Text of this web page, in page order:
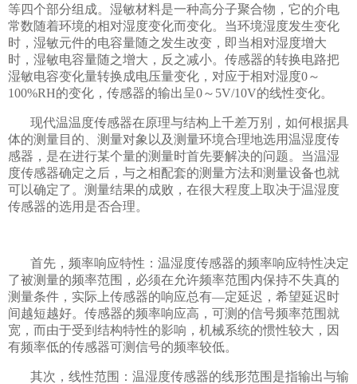
等四个部分组成。湿敏材料是一种高分子聚合物，它的介电
常数随着环境的相对湿度变化而变化。当环境湿度发生变化
时，湿敏元件的电容量随之发生改变，即当相对湿度增大
时，湿敏电容量随之增大，反之减小。传感器的转换电路把
湿敏电容变化量转换成电压量变化，对应于相对湿度0～
100%RH的变化，传感器的输出呈0～5V/10V的线性变化。
现代温温度传感器在原理与结构上千差万别，如何根据具
体的测量目的、测量对象以及测量环境合理地选用温湿度传
感器，是在进行某个量的测量时首先要解决的问题。当温湿
度传感器确定之后，与之相配套的测量方法和测量设备也就
可以确定了。测量结果的成败，在很大程度上取决于温湿度
传感器的选用是否合理。
首先，频率响应特性：温湿度传感器的频率响应特性决定
了被测量的频率范围，必须在允许频率范围内保持不失真的
测量条件，实际上传感器的响应总有—定延迟，希望延迟时
间越短越好。传感器的频率响应高，可测的信号频率范围就
宽，而由于受到结构特性的影响，机械系统的惯性较大，因
有频率低的传感器可测信号的频率较低。
其次，线性范围：温湿度传感器的线形范围是指输出与输